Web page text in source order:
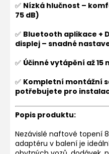
✅ Nízká hlučnost –
75 dB)
✅ Bluetooth aplikace +
displej – snadné
✅ Účinné vytápění až 15
✅ Kompletní montážní
potřebujete pro
Popis produktu:
Nezávislé naftové topení 8
adaptéru v balení je